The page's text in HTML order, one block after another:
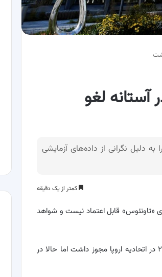
لغو
دلیل نگرانی از داده‌های آزمایشی
کمتر از یک دقیقه
«تاونئوس» قابل اعتماد نیست و شواهد
این دارو که برای درمان نوعی بیماری نادر خودایمنی استفاده می‌شود، از سال ۲۰۲۲ در اتحادیه اروپا مجوز داشت اما حالا در